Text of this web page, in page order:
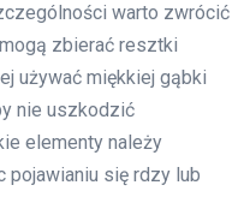
warto zwrócić
zbierać resztki
używać miękkiej gąbki
nie uszkodzić
elementy należy
pojawianiu się rdzy lub